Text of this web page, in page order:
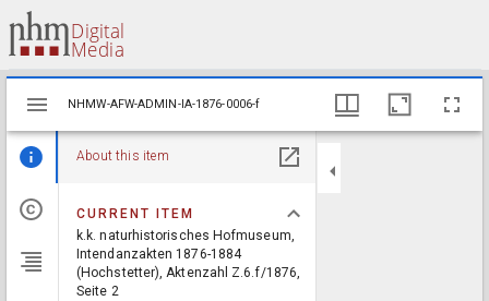
Mirador
viewer
NHMW-AFW-ADMIN-IA-1876-0006-f
About this item
CURRENT ITEM
k.k. naturhistorisches Hofmuseum,
Intendanzakten 1876-1884
(Hochstetter), Aktenzahl Z.6.f/1876,
Seite 2
NHMW-AFW-ADMIN-IA-1876-0006-f